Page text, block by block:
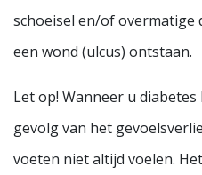
schoeisel en/of overmatige
een wond (ulcus) ontstaan.
Let op! Wanneer u
gevolg van het
voeten niet altijd voelen.